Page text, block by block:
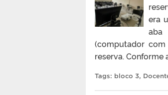
era
aba
(computador
reserva. Conforme
Tags: bloco 3,